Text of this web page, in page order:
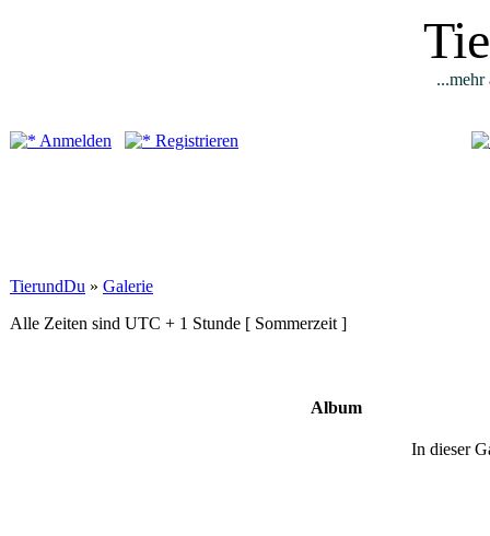
...mehr
Anmelden Registrieren
TierundDu » Galerie
Alle Zeiten sind UTC + 1 Stunde [ Sommerzeit ]
Album
In dieser